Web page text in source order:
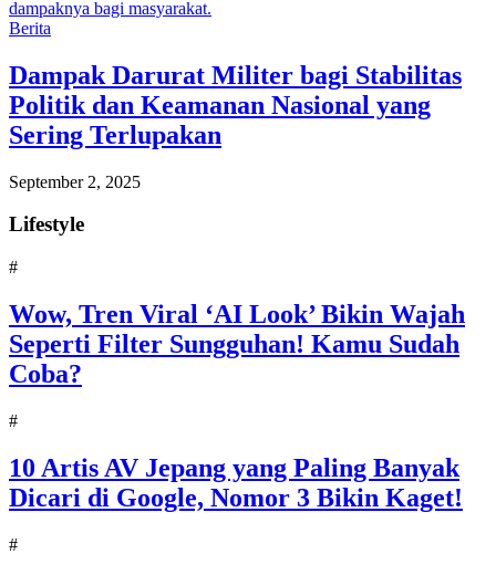
Berita
Dampak Darurat Militer bagi Stabilitas
Politik dan Keamanan Nasional yang
Sering Terlupakan
September 2, 2025
Lifestyle
#
Wow, Tren Viral ‘AI Look’ Bikin Wajah
Seperti Filter Sungguhan! Kamu Sudah
Coba?
#
10 Artis AV Jepang yang Paling Banyak
Dicari di Google, Nomor 3 Bikin Kaget!
#